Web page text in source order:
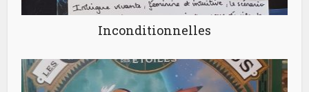
Inconditionnelles